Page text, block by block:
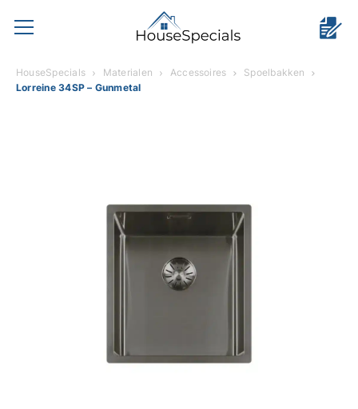
HouseSpecials Materialen Accessoires
Spoelbakken
Lorreine 34SP – Gunmetal